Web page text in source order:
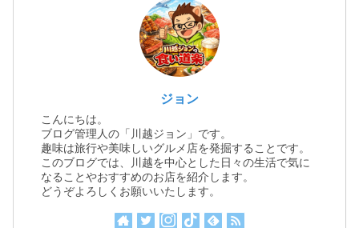
ジョン
こんにちは。
ブログ管理人の「川越ジョン」です。
趣味は旅行や美味しいグルメ店を発掘することです。
このブログでは、川越を中心とした日々の生活で気に
なることやおすすめのお店を紹介します。
どうぞよろしくお願いいたします。